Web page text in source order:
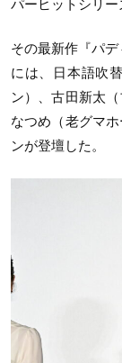
パーヒットシリー
その最新作『パ
には、日本語吹
ン）、古田新太
なつめ（老グマ
ンが登壇した。